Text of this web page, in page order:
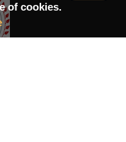
of cookies.